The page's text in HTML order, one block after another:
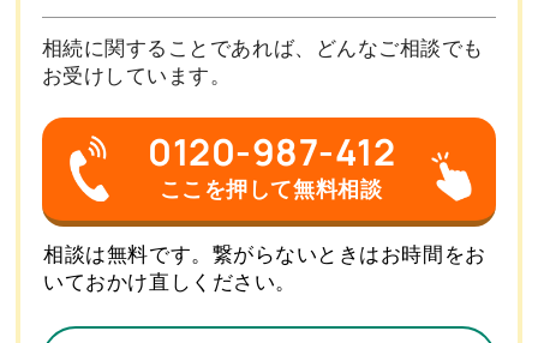
相続に関することであれば、どんなご相談でも
お受けしています。
0120-987-412
ここを押して無料相談
相談は無料です。繋がらないときはお時間をお
いておかけ直しください。